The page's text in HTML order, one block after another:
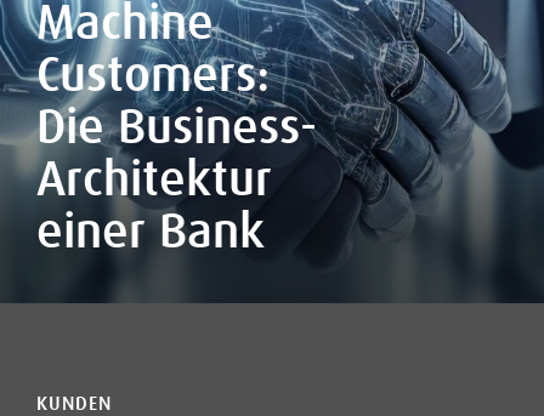
Machine
Customers:
Die Business-
Architektur
einer Bank
KUNDEN